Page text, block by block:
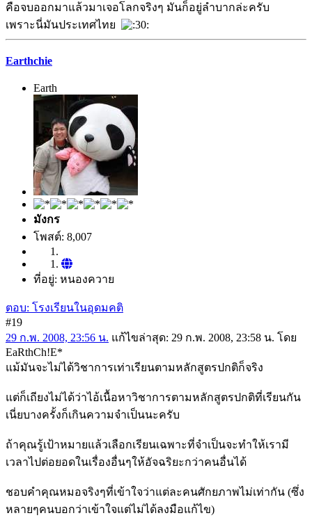
คือจบออกมาแล้วมาเจอโลกจริงๆ มันก็อยู่ลำบากล่ะครับ
เพราะนี่มันประเทศไทย
Earthchie
Earth
มังกร
โพสต์: 8,007
ที่อยู่: หนองควาย
ตอบ: โรงเรียนในอุดมคติ
#19
29 ก.พ. 2008, 23:56 น. แก้ไขล่าสุด: 29 ก.พ. 2008, 23:58 น. โดย
EaRthCh!E*
แม้มันจะไม่ได้วิชาการเท่าเรียนตามหลักสูตรปกติก็จริง
แต่ก็เถียงไม่ได้ว่าไอ้เนื้อหาวิชาการตามหลักสูตรปกติที่เรียนกัน
เนี่ยบางครั้งก็เกินความจำเป็นนะครับ
ถ้าคุณรู้เป้าหมายแล้วเลือกเรียนเฉพาะที่จำเป็นจะทำให้เรามี
เวลาไปต่อยอดในเรื่องอื่นๆให้อัจฉริยะกว่าคนอื่นได้
ชอบคำคุณหมอจริงๆที่เข้าใจว่าแต่ละคนศักยภาพไม่เท่ากัน (ซึ่ง
หลายๆคนบอกว่าเข้าใจแต่ไม่ได้ลงมือแก้ไข)